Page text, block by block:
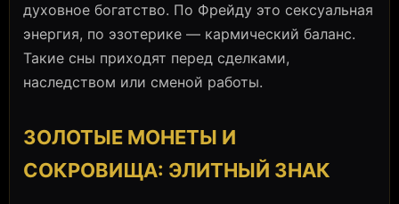
духовное богатство. По Фрейду это сексуальная
энергия, по эзотерике — кармический баланс.
Такие сны приходят перед сделками,
наследством или сменой работы.
ЗОЛОТЫЕ МОНЕТЫ И
СОКРОВИЩА: ЭЛИТНЫЙ ЗНАК